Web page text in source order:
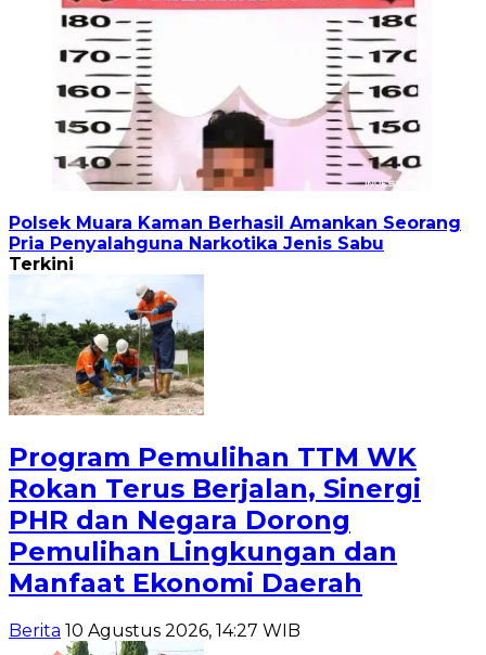
Polsek Muara Kaman Berhasil Amankan Seorang
Pria Penyalahguna Narkotika Jenis Sabu
Terkini
Program Pemulihan TTM WK
Rokan Terus Berjalan, Sinergi
PHR dan Negara Dorong
Pemulihan Lingkungan dan
Manfaat Ekonomi Daerah
Berita 10 Agustus 2026, 14:27 WIB